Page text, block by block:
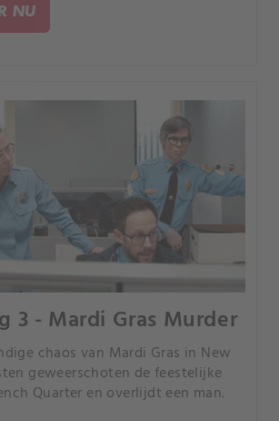
NU
3 - Mardi Gras Murder
chaos van Mardi Gras in New
geweerschoten de feestelijke
Quarter en overlijdt een man.